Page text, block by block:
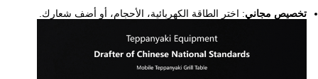
تخصيص مجاني: اختر الطاقة الكهربائية، الأحجام، أو أضف شعارك.